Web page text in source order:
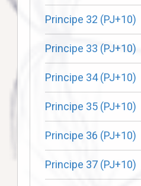
Principe 32 (PJ+10)
Principe 33 (PJ+10)
Principe 34 (PJ+10)
Principe 35 (PJ+10)
Principe 36 (PJ+10)
Principe 37 (PJ+10)